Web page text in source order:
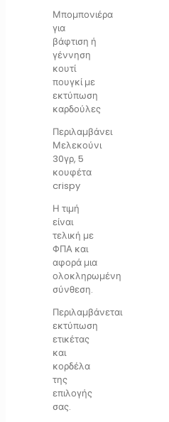
Μπομπονιέρα
για
βάφτιση ή
γέννηση
κουτί
πουγκί με
εκτύπωση
καρδούλες
Περιλαμβάνει
Μελεκούνι
30γρ, 5
κουφέτα
crispy
Η τιμή
είναι
τελική με
ΦΠΑ και
αφορά μια
ολοκληρωμένη
σύνθεση.
Περιλαμβάνεται
εκτύπωση
ετικέτας
και
κορδέλα
της
επιλογής
σας.